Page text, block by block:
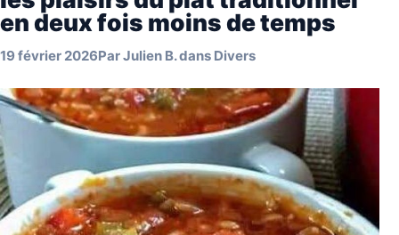
en deux fois moins de temps
19 février 2026ParJulien B.dans Divers